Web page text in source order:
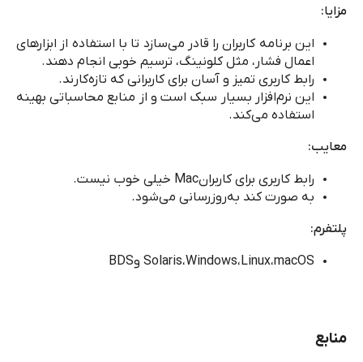
مزایا:
این برنامه کاربران را قادر می‌سازد تا با استفاده از ابزارهای
اعمال فشار، مثل کلونینگ، ترسیم خوبی انجام دهند.
رابط کاربری تمیز و آسان برای کاربرانی که تازه‌کارند.
این نرم‌افزار بسیار سبک است و از منابع محاسباتی بهینه
استفاده می‌کند.
معایب:
رابط کاربری برای کاربرانMac خیلی خوب نیست.
به صورت کند به‌روزرسانی می‌شود.
پلتفرم:
macOS،Linux،Windows،Solaris وBDS
منابع